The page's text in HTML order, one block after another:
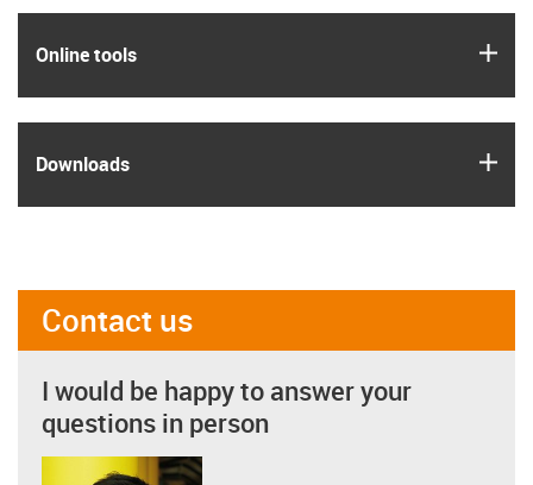
Online tools
Downloads
Contact us
I would be happy to answer your
questions in person